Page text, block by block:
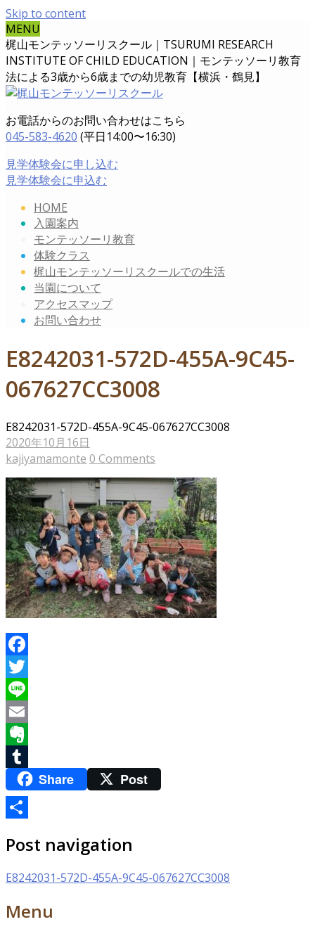
Skip to content
MENU
梶山モンテッソーリスクール｜TSURUMI RESEARCH
INSTITUTE OF CHILD EDUCATION｜ モンテッソーリ教育
法による3歳から6歳までの幼児教育【横浜・鶴見】
お電話からのお問い合わせはこちら
045-583-4620 (平日14:00〜16:30)
見学体験会に申し込む
見学体験会に申込む
HOME
入園案内
モンテッソーリ教育
体験クラス
梶山モンテッソーリスクールでの生活
当園について
アクセスマップ
お問い合わせ
E8242031-572D-455A-9C45-
067627CC3008
E8242031-572D-455A-9C45-067627CC3008
2020年10月16日
kajiyamamonte 0 Comments
Facebook
Twitter
Line
Email
Evernote
TumblrShare Post
有
Post navigation
E8242031-572D-455A-9C45-067627CC3008
Menu